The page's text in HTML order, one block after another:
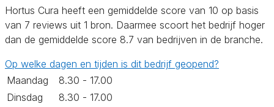
Hortus Cura heeft een gemiddelde score van 10 op basis
van 7 reviews uit 1 bron. Daarmee scoort het bedrijf hoger
dan de gemiddelde score 8.7 van bedrijven in de branche.
Op welke dagen en tijden is dit bedrijf geopend?
Maandag
8.30 - 17.00
Dinsdag
8.30 - 17.00